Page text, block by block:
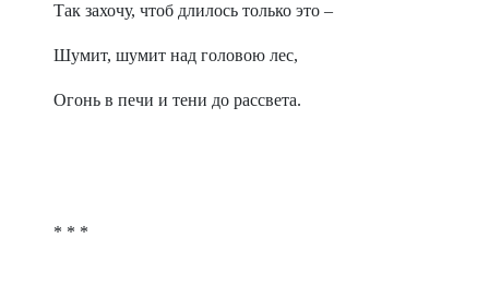
Так захочу, чтоб длилось только это –
Шумит, шумит над головою лес,
Огонь в печи и тени до рассвета.
* * *